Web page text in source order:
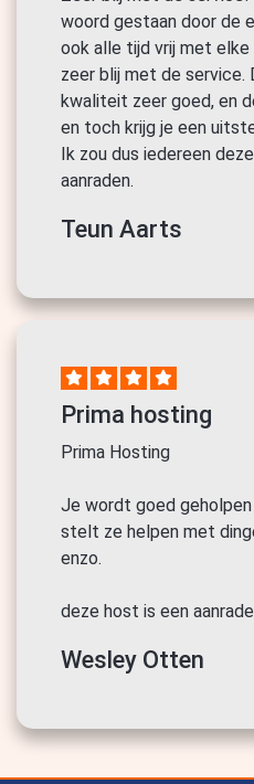
woord gestaan door de
ook alle tijd vrij met
zeer blij met de service.
kwaliteit zeer goed, en
en toch krijg je een
Ik zou dus iedereen
aanraden.
Teun Aarts
Prima hosting
Prima Hosting
Je wordt goed geholpen
stelt ze helpen met
enzo.
deze host is een
Wesley Otten